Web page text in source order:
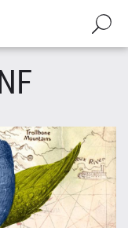
Recherche